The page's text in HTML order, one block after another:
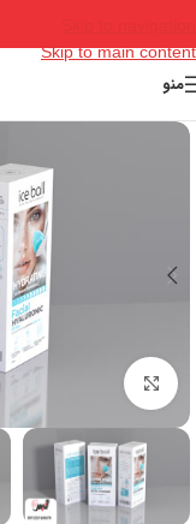
Skip to main content
منو
برای بزرگنمایی